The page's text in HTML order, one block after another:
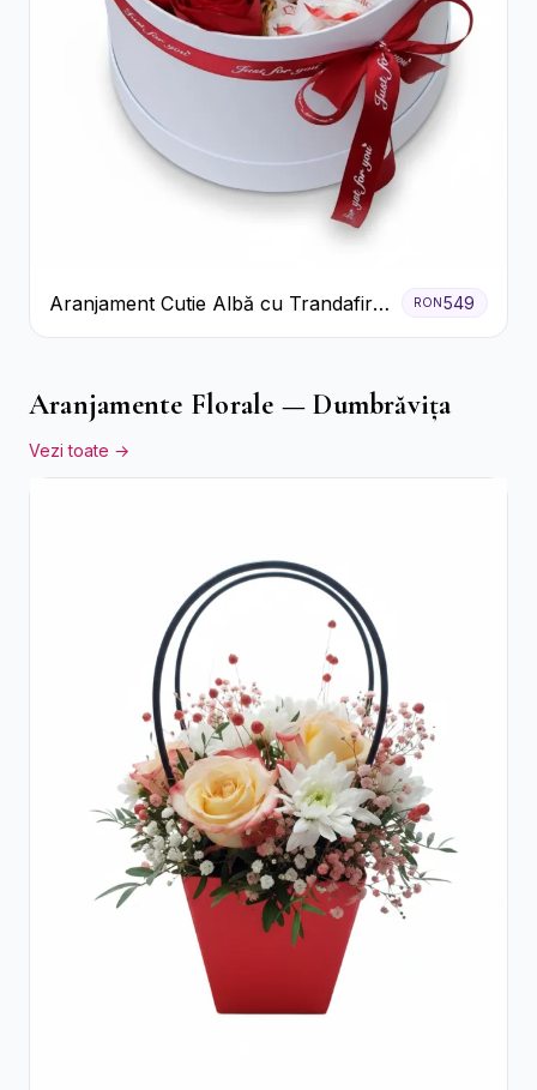
Aranjament Cutie Albă cu Trandafiri
Roșii și Raffaello
RON 549
Aranjamente Florale — Dumbrăvița
Vezi toate →